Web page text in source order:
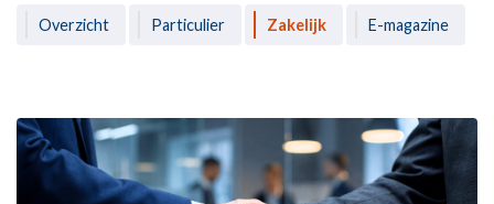
Overzicht Particulier Zakelijk E-magazine